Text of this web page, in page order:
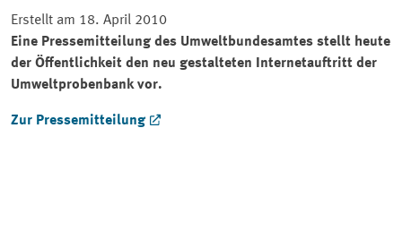
Erstellt am 18. April 2010
Eine Pressemitteilung des Umweltbundesamtes stellt heute
der Öffentlichkeit den neu gestalteten Internetauftritt der
Umweltprobenbank vor.
Zur Pressemitteilung